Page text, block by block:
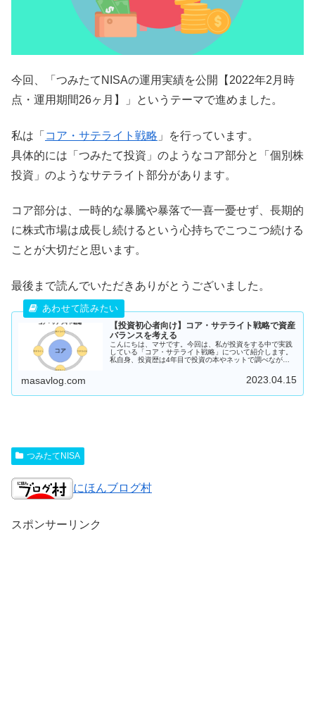
今回、「つみたてNISAの運用実績を公開【2022年2月時
点・運用期間26ヶ月】」というテーマで進めました。
私は「 コア・サテライト戦略 」を行っています。
具体的には「つみたて投資」のようなコア部分と「個別株
投資」のようなサテライト部分があります。
コア部分は、一時的な暴騰や暴落で一喜一憂せず、長期的
に株式市場は成長し続けるという心持ちでこつこつ続ける
ことが大切だと思います。
最後まで読んでいただきありがとうございました。
【投資初心者向け】コア・サテライト戦略で資産
バランスを考える
こんにちは、マサです。今回は、私が投資をする中で実践
している「コア・サテライト戦略」について紹介します。
私自身、投資歴は4年目で投資の本やネットで調べながら
masavlog.com 2023.04.15
つみたてNISA
にほんブログ村
スポンサーリンク